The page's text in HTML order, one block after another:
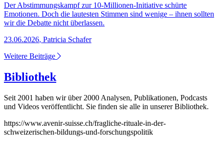
Der Abstimmungskampf zur 10-Millionen-Initiative schürte
Emotionen. Doch die lautesten Stimmen sind wenige – ihnen sollten
wir die Debatte nicht überlassen.
23.06.2026, Patricia Schafer
Weitere Beiträge
Bibliothek
Seit 2001 haben wir über 2000 Analysen, Publikationen, Podcasts
und Videos veröffentlicht. Sie finden sie alle in unserer Bibliothek.
https://www.avenir-suisse.ch/fragliche-rituale-in-der-
schweizerischen-bildungs-und-forschungspolitik